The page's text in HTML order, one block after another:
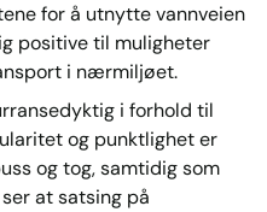
for å utnytte vannveien
positive til muligheter
i nærmiljøet.
i forhold til
og punktlighet er
og tog, samtidig som
at satsing på